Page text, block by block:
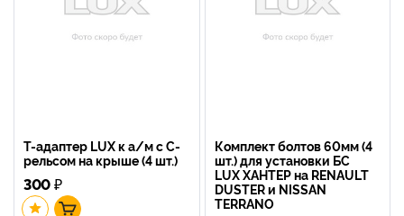
Т-адаптер LUX к а/м с С-
рельсом на крыше (4 шт.)
300₽
Комплект болтов 60мм (4
шт.) для установки БС
LUX ХАНТЕР на RENAULT
DUSTER и NISSAN
TERRANO